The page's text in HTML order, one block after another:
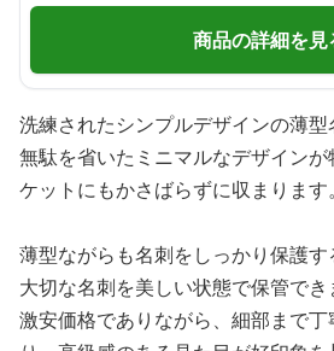
商品の詳細を見
洗練されたシンプルデザインの薄型
無駄を省いたミニマルなデザイン
ケットにもかさばらずに収まります。
薄型ながらも名刺をしっかり保護す
大切な名刺を美しい状態で保管でき
激安価格でありながら、細部まで